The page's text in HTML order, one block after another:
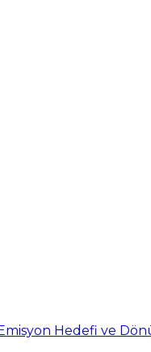
Hedefi ve